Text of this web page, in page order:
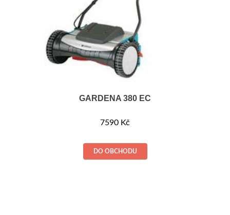
GARDENA 380 EC
7590 Kč
DO OBCHODU